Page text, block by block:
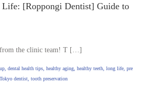
Life: [Roppongi Dentist] Guide to
from the clinic team! T […]
dental health tips healthy aging healthy teeth long life pre
Tokyo dentist tooth preservation